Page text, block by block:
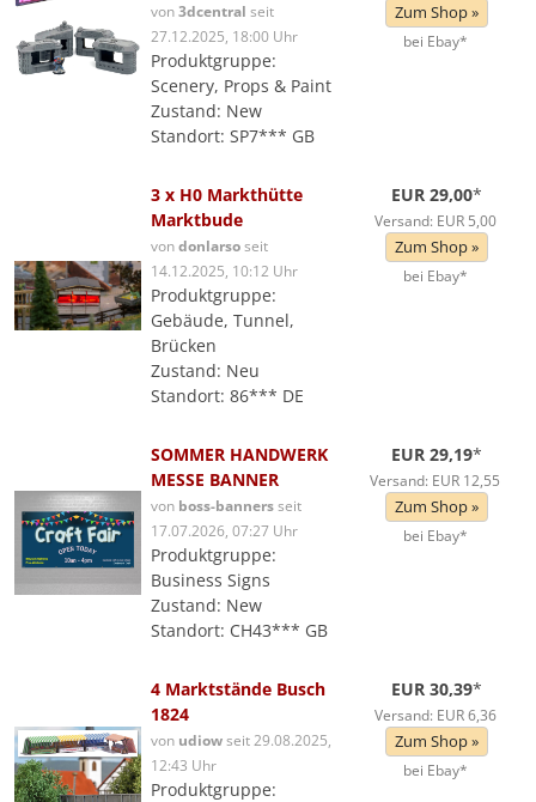
von3dcentral seit
27.12.2025, 18:00 Uhr
Produktgruppe:
Scenery, Props & Paint
Zustand: New
Standort: SP7*** GB
Zum Shop »
bei Ebay*
3 x H0 Markthütte
Marktbude
vondonlarsoseit
14.12.2025, 10:12 Uhr
Produktgruppe:
Gebäude, Tunnel,
Brücken
Zustand: Neu
Standort: 86*** DE
EUR 29,00*
Versand: EUR 5,00
Zum Shop »
bei Ebay*
SOMMER HANDWERK
MESSE BANNER
von boss-bannersseit
17.07.2026, 07:27 Uhr
Produktgruppe:
Business Signs
Zustand: New
Standort: CH43*** GB
EUR 29,19*
Versand: EUR 12,55
Zum Shop »
bei Ebay*
4 Marktstände Busch
1824
von udiowseit 29.08.2025,
12:43 Uhr
Produktgruppe:
EUR 30,39*
Versand: EUR 6,36
Zum Shop »
bei Ebay*